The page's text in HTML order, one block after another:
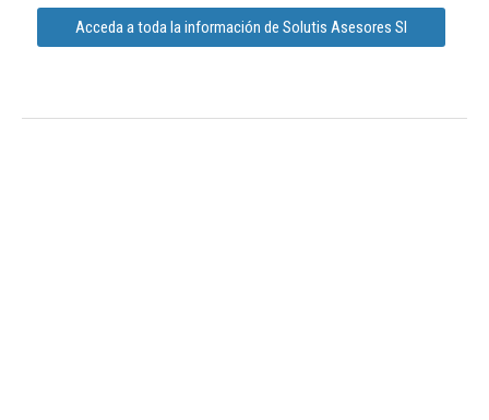
Acceda a toda la información de Solutis Asesores Sl